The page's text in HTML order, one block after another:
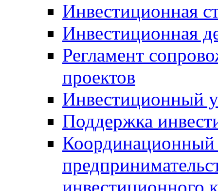
Инвестиционная
Инвестиционная
Регламент
проектов
Инвестиционный
Поддержка
Координационный